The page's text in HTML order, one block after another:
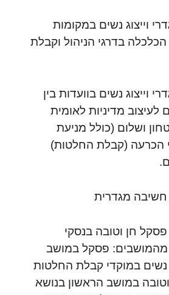
מגדרי וייצוג נשים במקומות
בדרגי הניהול וקבלת
מגדרי וייצוג נשים בוועדות בין
לעיצוב מדיניות לאומית
ושלום (כולל מניעת
הכרעה (קבלת החלטות)
רכזות צוות 1325 פסקל חן וטובה בנסקי
פסקל במושב
נשים במוקדי קבלת החלטות
במושב הראשון בנושא